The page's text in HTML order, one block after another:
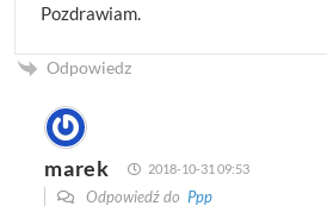
Pozdrawiam.
Odpowiedz
marek 2018-10-31 09:53
Odpowiedź doPpp